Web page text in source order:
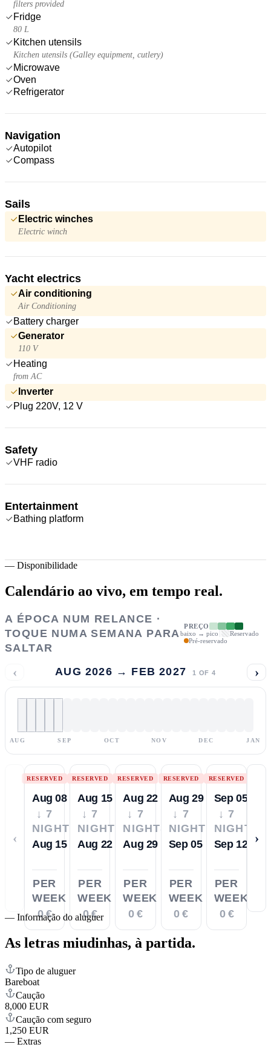
filters provided
Fridge
80 L
Kitchen utensils
Kitchen utensils (Galley equipment, cutlery)
Microwave
Oven
Refrigerator
Navigation
Autopilot
Compass
Sails
Electric winches
Electric winch
Yacht electrics
Air conditioning
Air Conditioning
Battery charger
Generator
110 V
Heating
from AC
Inverter
Plug 220V, 12 V
Safety
VHF radio
Entertainment
Bathing platform
— Disponibilidade
Calendário ao vivo, em tempo real.
A ÉPOCA NUM RELANCE ·
TOQUE NUMA SEMANA PARA
SALTAR
PREÇO
baixo → pico
Reservado
Pré-reservado
‹ AUG 2026 → FEB 2027 1 OF 4 ›
AUG SEP OCT NOV DEC JAN
‹
RESERVED
Aug 08
↓ 7
NIGHTS
Aug 15
PER
WEEK
0 €
RESERVED
Aug 15
↓ 7
NIGHTS
Aug 22
PER
WEEK
0 €
RESERVED
Aug 22
↓ 7
NIGHTS
Aug 29
PER
WEEK
0 €
RESERVED
Aug 29
↓ 7
NIGHTS
Sep 05
PER
WEEK
0 €
RESERVED
Sep 05
↓ 7
NIGHTS
Sep 12
PER
WEEK
0 €
›
— Informação do aluguer
As letras miudinhas, à partida.
Tipo de aluguer
Bareboat
Caução
8,000 EUR
Caução com seguro
1,250 EUR
— Extras